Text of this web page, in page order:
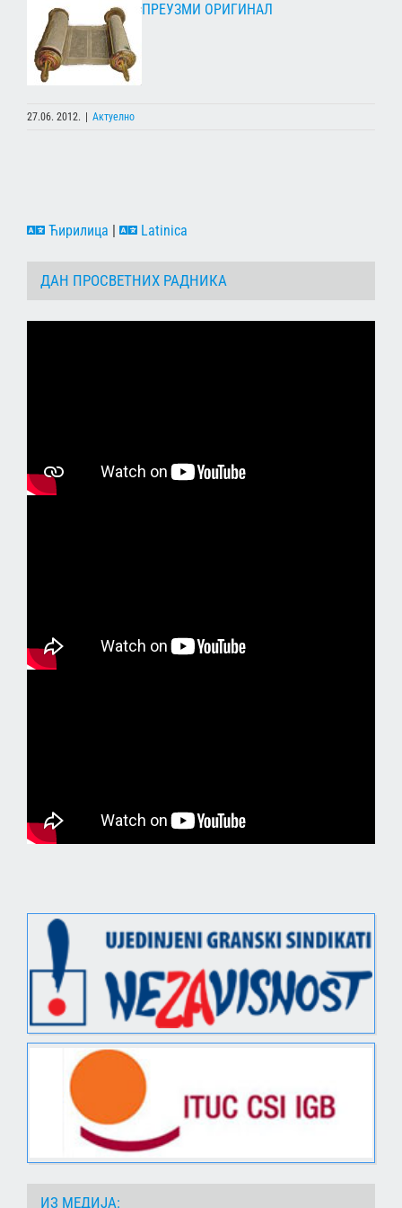
ПРЕУЗМИ ОРИГИНАЛ
27.06. 2012. | Актуелно
Ћирилица | Latinica
ДАН ПРОСВЕТНИХ РАДНИКА
ИЗ МЕДИЈА: